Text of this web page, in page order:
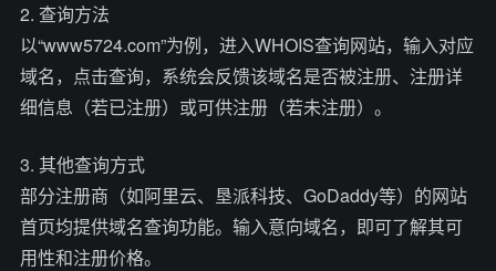
2. 查询方法
以“www5724.com”为例，进入WHOIS查询网站，输入对应
域名，点击查询，系统会反馈该域名是否被注册、注册详
细信息（若已注册）或可供注册（若未注册）。
3. 其他查询方式
部分注册商（如阿里云、垦派科技、GoDaddy等）的网站
首页均提供域名查询功能。输入意向域名，即可了解其可
用性和注册价格。